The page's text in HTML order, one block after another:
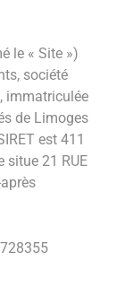
le « Site »)
société
immatriculée
de Limoges
est 411
situe 21 RUE